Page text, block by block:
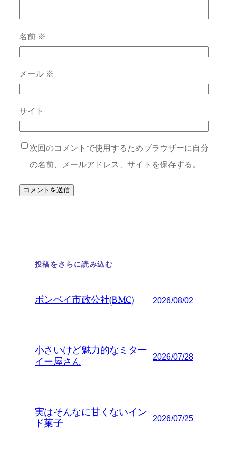
名前 ※
メール ※
サイト
次回のコメントで使用するためブラウザーに自分
の名前、メールアドレス、サイトを保存する。
投稿をさらに読み込む
ボンベイ市政公社(BMC) 2026/08/02
小さいけど魅力的なミター
イー屋さん
2026/07/28
実はそんなに甘くないイン
ド菓子
2026/07/25